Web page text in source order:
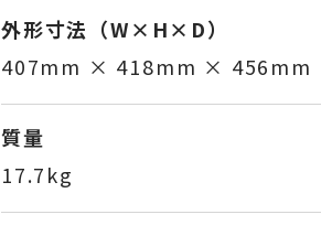
外形寸法（W×H×D）
407mm × 418mm × 456mm
質量
17.7kg